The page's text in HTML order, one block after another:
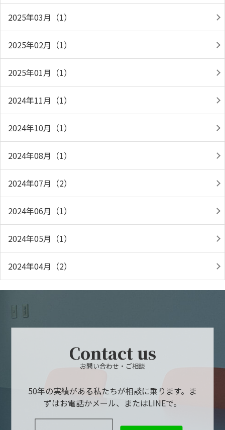
2025年03月（1）
2025年02月（1）
2025年01月（1）
2024年11月（1）
2024年10月（1）
2024年08月（1）
2024年07月（2）
2024年06月（1）
2024年05月（1）
2024年04月（2）
Contact us
お問い合わせ・ご相談
50年の実績がある私たちが相談に乗ります。ま
ずはお電話かメール、またはLINEで。